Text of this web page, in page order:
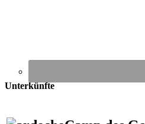
Unterkünfte